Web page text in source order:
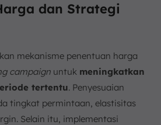
dan Strategi
mekanisme penentuan harga
campaign untuk meningkatkan
tertentu. Penyesuaian
tingkat permintaan, elastisitas
Selain itu, implementasi